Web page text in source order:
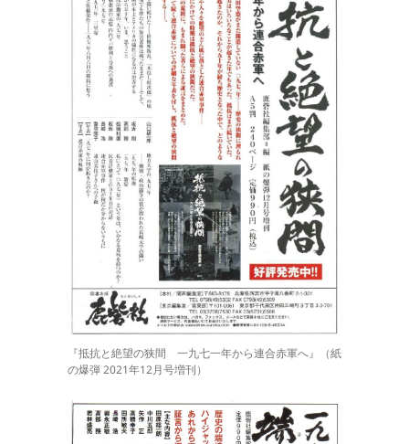
『抵抗と絶望の狭間 一九七一年から連合赤軍へ』（紙
の爆弾 2021年12月号増刊）